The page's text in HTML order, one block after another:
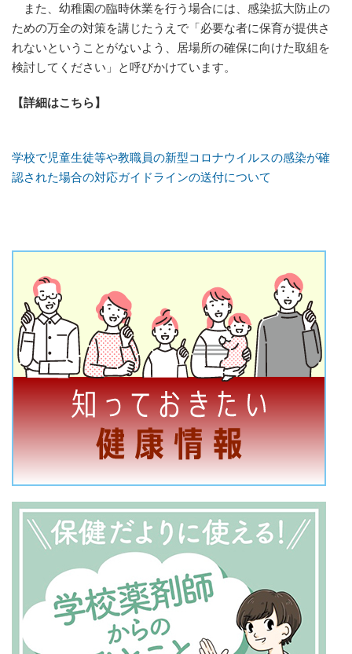
また、幼稚園の臨時休業を行う場合には、感染拡大防止の
ための万全の対策を講じたうえで「必要な者に保育が提供さ
れないということがないよう、居場所の確保に向けた取組を
検討してください」と呼びかけています。
【詳細はこちら】
学校で児童生徒等や教職員の新型コロナウイルスの感染が確
認された場合の対応ガイドラインの送付について